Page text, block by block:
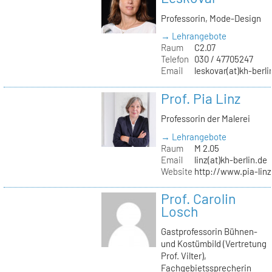
Professorin, Mode-Design
→ Lehrangebote
Raum
C2.07
Telefon
030 / 47705247
Email
leskovar(at)kh-
Prof. Pia Linz
Professorin der Malerei
→ Lehrangebote
Raum
M 2.05
Email
linz(at)kh-berlin.de
Website http://www.pia-
Prof. Carolin
Losch
Gastprofessorin Bühnen-
und Kostümbild (Vertretung
Prof. Vilter),
Fachgebietssprecherin